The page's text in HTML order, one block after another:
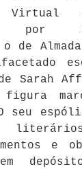
Virtual
por
de
Sarah
figura
seu
e